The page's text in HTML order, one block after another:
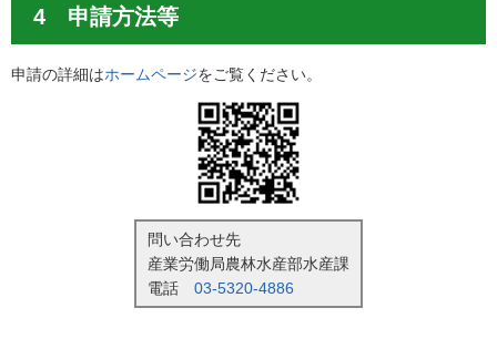
4 申請方法等
申請の詳細はホームページをご覧ください。
問い合わせ先
産業労働局農林水産部水産課
電話 03-5320-4886